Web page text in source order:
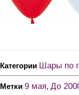
Категории Шары по
Метки 9 мая, До